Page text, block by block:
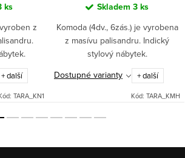
ks
z
+ další
TARA_KN1
Skladem 3 ks
Komoda (4dv., 6zás.) je vyrobena
z masívu palisandru. Indický
stylový nábytek.
Dostupné varianty
+ další
Kód: TARA_KMH